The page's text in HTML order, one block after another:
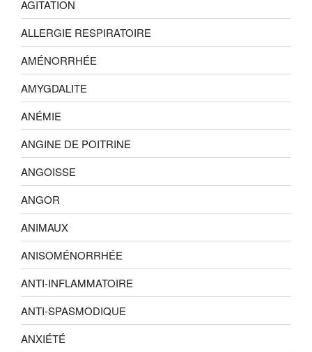
AGITATION
ALLERGIE RESPIRATOIRE
AMÉNORRHÉE
AMYGDALITE
ANÉMIE
ANGINE DE POITRINE
ANGOISSE
ANGOR
ANIMAUX
ANISOMÉNORRHÉE
ANTI-INFLAMMATOIRE
ANTI-SPASMODIQUE
ANXIÉTÉ